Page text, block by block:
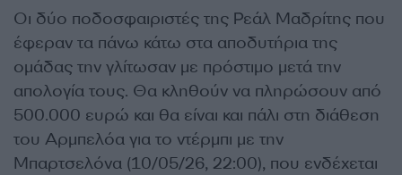
Οι δύο ποδοσφαιριστές της Ρεάλ Μαδρίτης που
έφεραν τα πάνω κάτω στα αποδυτήρια της
ομάδας την γλίτωσαν με πρόστιμο μετά την
απολογία τους. Θα κληθούν να πληρώσουν από
500.000 ευρώ και θα είναι και πάλι στη διάθεση
του Αρμπελόα για το ντέρμπι με την
Μπαρτσελόνα (10/05/26, 22:00), που ενδέχεται